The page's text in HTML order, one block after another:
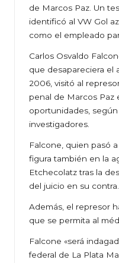
de Marcos Paz. Un
identificó al VW Gol
como el empleado
Carlos Osvaldo
que desapareciera el
2006, visitó al
penal de Marcos Paz
oportunidades,
investigadores.
Falcone, quien pasó
figura también en la
Etchecolatz tras la
del juicio en su contra.
Además, el represor
que se permita al
Falcone «será
federal de La Plata